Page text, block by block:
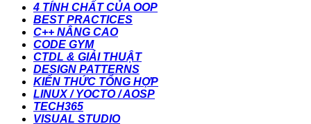
4 TÍNH CHẤT CỦA OOP
BEST PRACTICES
C++ NÂNG CAO
CODE GYM
CTDL & GIẢI THUẬT
DESIGN PATTERNS
KIẾN THỨC TỔNG HỢP
LINUX / YOCTO / AOSP
TECH365
VISUAL STUDIO